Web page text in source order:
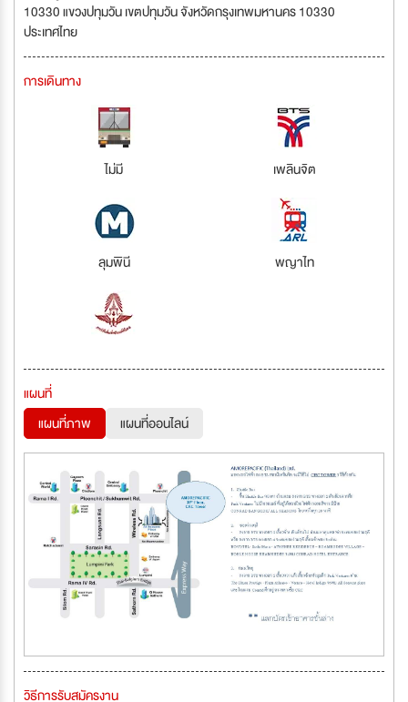
10330 แขวงปทุมวัน เขตปทุมวัน จังหวัดกรุงเทพมหานคร 10330
ประเทศไทย
การเดินทาง
ไม่มี เพลินจิต
ลุมพินี พญาไท
แผนที่
แผนที่ภาพ
แผนที่ออนไลน์
วิธีการรับสมัครงาน